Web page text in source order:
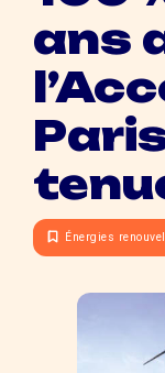
ans
Énergies